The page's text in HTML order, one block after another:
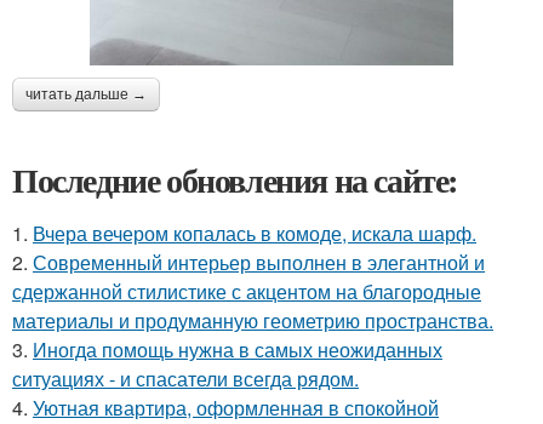
читать дальше →
Последние обновления на сайте:
1. Вчера вечером копалась в комоде, искала шарф.
2. Современный интерьер выполнен в элегантной и
сдержанной стилистике с акцентом на благородные
материалы и продуманную геометрию пространства.
3. Иногда помощь нужна в самых неожиданных
ситуациях - и спасатели всегда рядом.
4. Уютная квартира, оформленная в спокойной